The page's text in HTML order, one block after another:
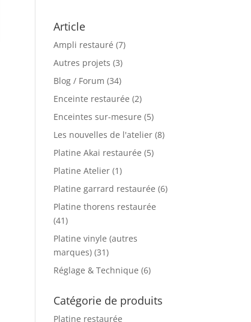
Article
Ampli restauré (7)
Autres projets (3)
Blog / Forum (34)
Enceinte restaurée (2)
Enceintes sur-mesure (5)
Les nouvelles de l'atelier (8)
Platine Akai restaurée (5)
Platine Atelier (1)
Platine garrard restaurée (6)
Platine thorens restaurée
(41)
Platine vinyle (autres
marques) (31)
Réglage & Technique (6)
Catégorie de produits
Platine restaurée